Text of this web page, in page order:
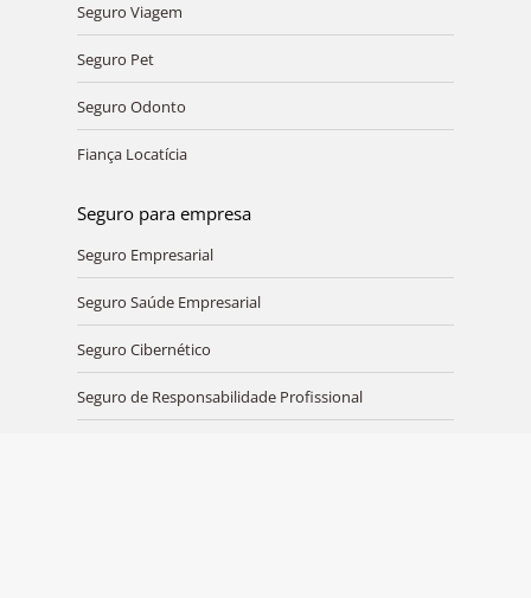
Seguro Viagem
Seguro Pet
Seguro Odonto
Fiança Locatícia
Seguro para empresa
Seguro Empresarial
Seguro Saúde Empresarial
Seguro Cibernético
Seguro de Responsabilidade Profissional